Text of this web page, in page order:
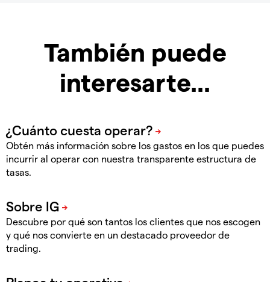
También puede
interesarte...
Obtén más información sobre los gastos en los que puedes
incurrir al operar con nuestra transparente estructura de
tasas.
Descubre por qué son tantos los clientes que nos escogen
y qué nos convierte en un destacado proveedor de
trading.